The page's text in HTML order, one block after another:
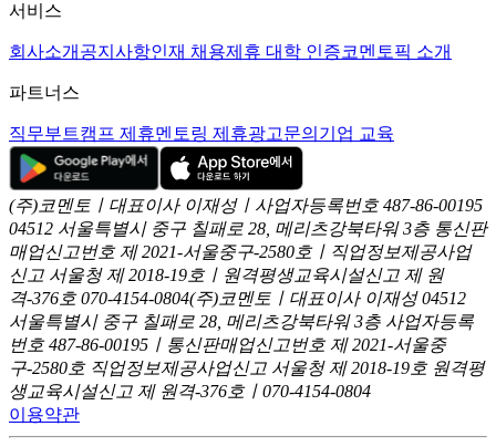
서비스
회사소개 공지사항인재 채용제휴 대학 인증코멘토픽 소개
파트너스
직무부트캠프 제휴멘토링 제휴광고문의 기업 교육
(주)코멘토ㅣ대표이사 이재성ㅣ사업자등록번호 487-86-00195
04512 서울특별시 중구 칠패로 28, 메리츠강북타워 3층 통신판
매업신고번호 제 2021-서울중구-2580호ㅣ직업정보제공사업
신고 서울청 제 2018-19호ㅣ원격평생교육시설신고 제 원
격-376호 070-4154-0804(주)코멘토ㅣ대표이사 이재성 04512
서울특별시 중구 칠패로 28, 메리츠강북타워 3층 사업자등록
번호 487-86-00195ㅣ통신판매업신고번호 제 2021-서울중
구-2580호 직업정보제공사업신고 서울청 제 2018-19호 원격평
생교육시설신고 제 원격-376호ㅣ070-4154-0804
이용약관